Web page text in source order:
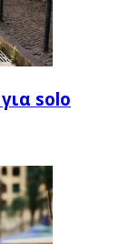
solo